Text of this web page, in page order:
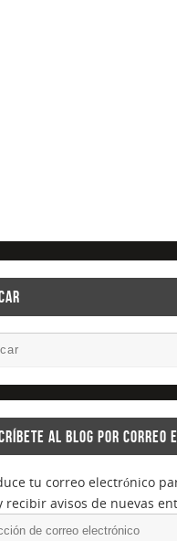
AL BLOG POR CORREO
tu correo electrónico
recibir avisos de nuevas